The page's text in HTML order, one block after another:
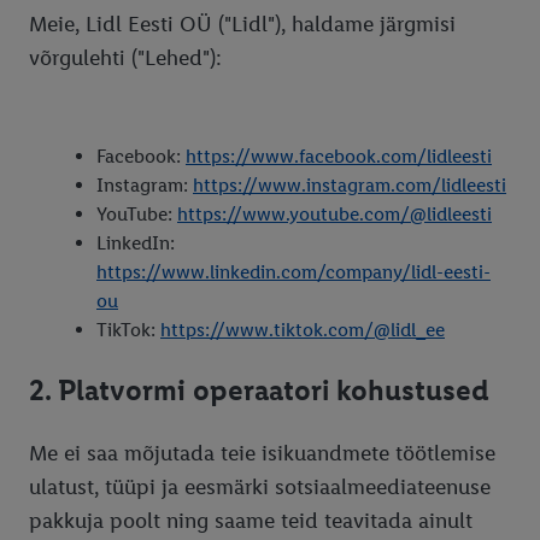
Ligipääsetavus
Privaatsuspoliitika
Sotsiaalmeedia privaatsuspoliitika
Rikkumisest teatamine
Klienditeeninduse kogemusuuring
Juriidilistele isikutele kinkekaartide tellimise tingimused
Meie, Lidl Eesti OÜ ("Lidl"), haldame järgmisi
võrgulehti ("Lehed"):
Facebook: https://www.facebook.com/lidleesti
Instagram: https://www.instagram.com/lidleesti
YouTube: https://www.youtube.com/@lidleesti
LinkedIn:
https://www.linkedin.com/company/lidl-eesti-
ou
TikTok: https://www.tiktok.com/@lidl_ee
2. Platvormi operaatori kohustused
Me ei saa mõjutada teie isikuandmete töötlemise
ulatust, tüüpi ja eesmärki sotsiaalmeediateenuse
pakkuja poolt ning saame teid teavitada ainult